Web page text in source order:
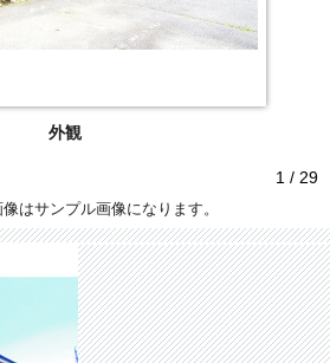
外観
1 / 29
はサンプル画像になります。